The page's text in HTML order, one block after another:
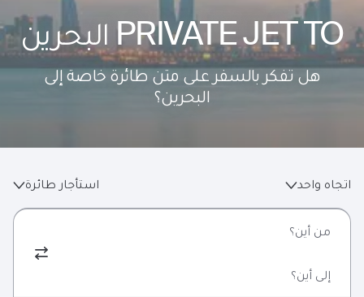
PRIVATE JET TO البحرين
هل تفكر بالسفر على متن طائرة خاصة إلى
البحرين؟
اتجاه واحد استأجار طائرة
من أين؟
إلى أين؟